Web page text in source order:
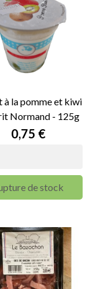
à la pomme et kiwi
Normand - 125g
Prix
0,75 €
de stock